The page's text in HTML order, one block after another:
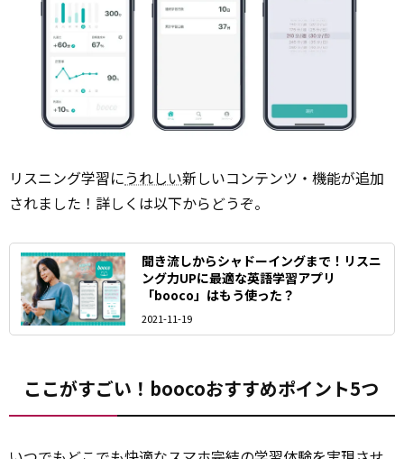
リスニング学習にうれしい新しいコンテンツ・機能が追加
されました！詳しくは以下からどうぞ。
聞き流しからシャドーイングまで！リスニ
ング力UPに最適な英語学習アプリ
「booco」はもう使った？
2021-11-19
ここがすごい！boocoおすすめポイント5つ